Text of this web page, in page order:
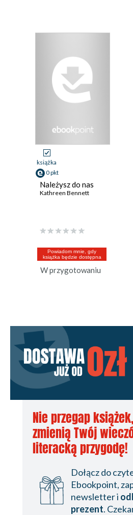
książka
0 pkt
Należysz do nas
Kathreen Bennett
Powiadom mnie, gdy
książka będzie dostępna
W przygotowaniu
Nie przegap
zmienią Twój
literacką przygodę!
Dołącz do
Ebookpoint,
newsletter i
prezent.